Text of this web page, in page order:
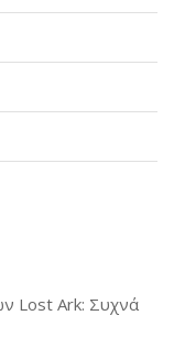
Lost Ark: Συχνά